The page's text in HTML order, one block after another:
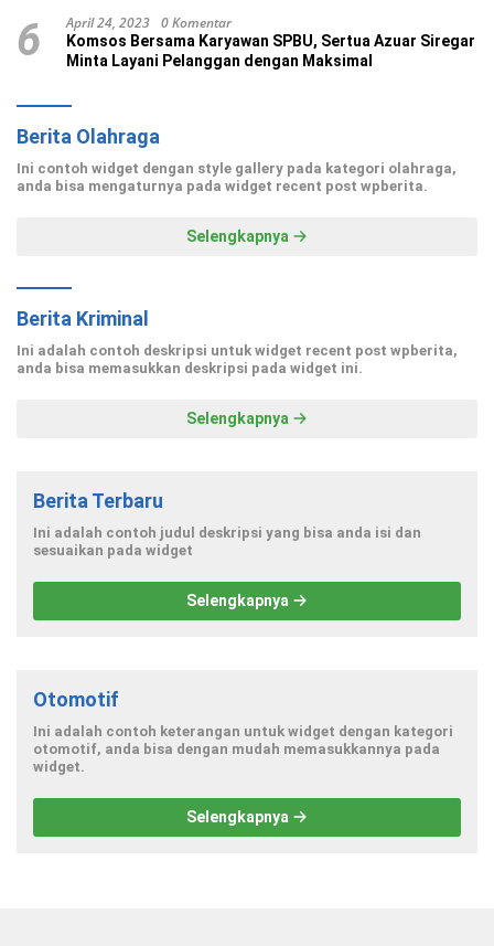
6 April 24, 2023 0 Komentar
Komsos Bersama Karyawan SPBU, Sertua Azuar Siregar
Minta Layani Pelanggan dengan Maksimal
Berita Olahraga
Ini contoh widget dengan style gallery pada kategori olahraga,
anda bisa mengaturnya pada widget recent post wpberita.
Selengkapnya
Berita Kriminal
Ini adalah contoh deskripsi untuk widget recent post wpberita,
anda bisa memasukkan deskripsi pada widget ini.
Selengkapnya
Berita Terbaru
Ini adalah contoh judul deskripsi yang bisa anda isi dan
sesuaikan pada widget
Selengkapnya
Otomotif
Ini adalah contoh keterangan untuk widget dengan kategori
otomotif, anda bisa dengan mudah memasukkannya pada
widget.
Selengkapnya